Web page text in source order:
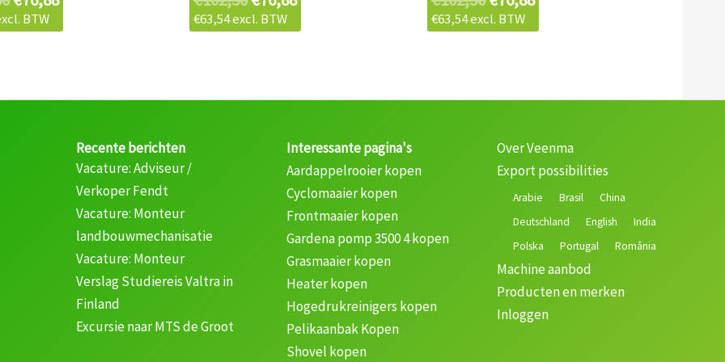
BTW €63,54excl. BTW €63,54excl. BTW
Recente berichten
Vacature: Adviseur /
Verkoper Fendt
Vacature: Monteur
landbouwmechanisatie
Vacature: Monteur
Verslag Studiereis Valtra in
Finland
Excursie naar MTS de Groot
Interessante pagina's
Aardappelrooier kopen
Cyclomaaier kopen
Frontmaaier kopen
Gardena pomp 3500 4 kopen
Grasmaaier kopen
Heater kopen
Hogedrukreinigers kopen
Pelikaanbak Kopen
Shovel kopen
Over Veenma
Export possibilities
Arabie Brasil
China
Deutschland
English
India
Polska
Portugal România
Machine aanbod
Producten en merken
Inloggen